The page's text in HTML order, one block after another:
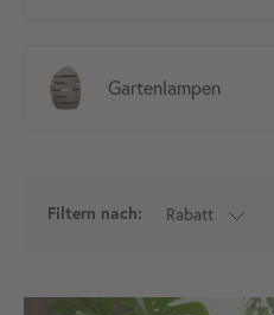
Gartenlampen
Rabatt